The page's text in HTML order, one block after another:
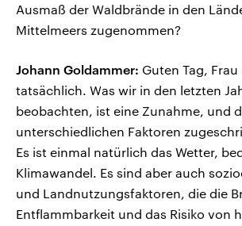
Ausmaß der Waldbrände in den
Mittelmeers zugenommen?
Johann Goldammer: Guten Tag, Frau
tatsächlich. Was wir in den letzten
beobachten, ist eine Zunahme, und
unterschiedlichen Faktoren
Es ist einmal natürlich das Wetter,
Klimawandel. Es sind aber auch
und Landnutzungsfaktoren, die die
Entflammbarkeit und das Risiko von